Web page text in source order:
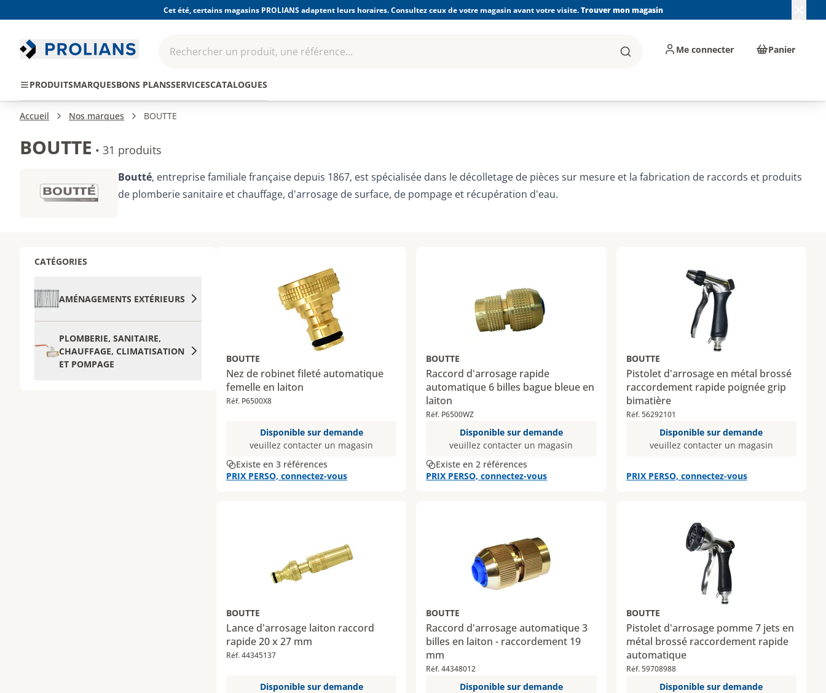
Cet été, certains magasins PROLIANS adaptent leurs horaires. Consultez ceux de votre magasin avant votre visite.Trouver mon magasin
Rechercher un produit, une référence... Rechercher
Me connecter Panier
PRODUITSMARQUESBONS PLANSSERVICESCATALOGUES
individuelle
Outillage Consommables
Accueil Nos marques BOUTTE
BOUTTE • 31 produits
Boutté, entreprise familiale française depuis 1867, est spécialisée dans le décolletage de pièces sur mesure et la fabrication de raccords et produits
de plomberie sanitaire et chauffage, d'arrosage de surface, de pompage et récupération d'eau.
CATÉGORIES
AMÉNAGEMENTS EXTÉRIEURS
PLOMBERIE, SANITAIRE,
CHAUFFAGE, CLIMATISATION
ET POMPAGE
BOUTTE
Nez de robinet fileté automatique
femelle en laiton
Réf. P6500X8
Disponible sur demande
veuillez contacter un magasin
Existe en 3 références
PRIX PERSO, connectez-vous
BOUTTE
Raccord d'arrosage rapide
automatique 6 billes bague bleue en
laiton
Réf. P6500WZ
Disponible sur demande
veuillez contacter un magasin
Existe en 2 références
PRIX PERSO, connectez-vous
BOUTTE
Pistolet d'arrosage en métal brossé
raccordement rapide poignée grip
bimatière
Réf. 56292101
Disponible sur demande
veuillez contacter un magasin
PRIX PERSO, connectez-vous
BOUTTE
Lance d'arrosage laiton raccord
rapide 20 x 27 mm
Réf. 44345137
Disponible sur demande
BOUTTE
Raccord d'arrosage automatique 3
billes en laiton - raccordement 19
mm
Réf. 44348012
Disponible sur demande
BOUTTE
Pistolet d'arrosage pomme 7 jets en
métal brossé raccordement rapide
automatique
Réf. 59708988
Disponible sur demande